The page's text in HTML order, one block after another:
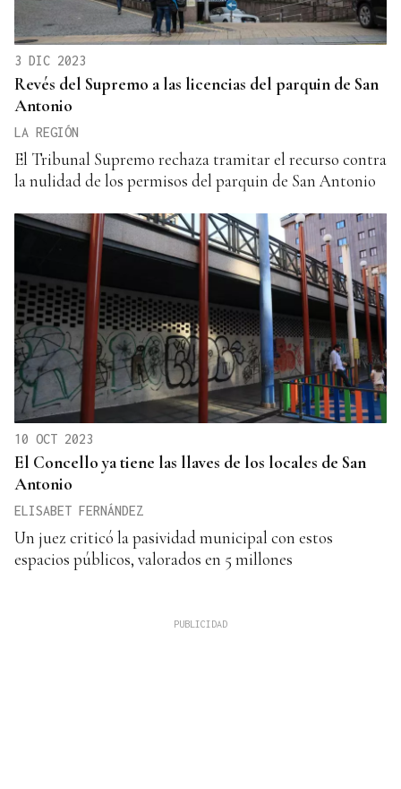
3 DIC 2023
Revés del Supremo a las licencias del parquin de San
Antonio
LA REGIÓN
El Tribunal Supremo rechaza tramitar el recurso contra
la nulidad de los permisos del parquin de San Antonio
10 OCT 2023
El Concello ya tiene las llaves de los locales de San
Antonio
ELISABET FERNÁNDEZ
Un juez criticó la pasividad municipal con estos
espacios públicos, valorados en 5 millones